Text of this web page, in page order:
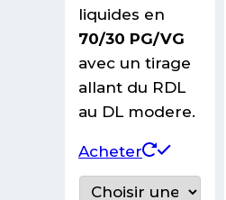
liquides en
70/30 PG/VG
avec un tirage
allant du RDL
au DL modere.
Acheter
Ce
produit